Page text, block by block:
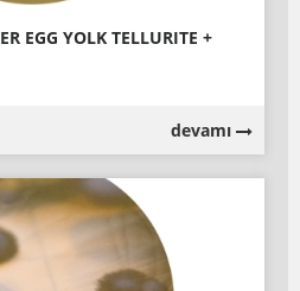
EGG YOLK TELLURITE +
devamı